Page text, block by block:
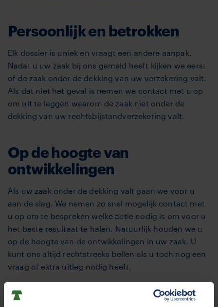
Persoonlijk en betrokken
Elk dossier is uniek en vraagt een andere aanpak.
Nadat u uw zaak bij ons gemeld heeft kijken we eerst
of de zaak onder de dekking van uw verzekering valt.
Als dat niet het geval is nemen we contact met u op
om uit te leggen waarom de zaak niet onder de
dekking van uw rechtsbijstandverzekering valt.
Op de hoogte van
ontwikkelingen
Als uw zaak onder de dekking valt gaan we voor u
aan de slag. We nemen zo snel mogelijk contact met
u op om te bespreken welke actie nodig is om voor u
het beste resultaat te halen. Natuurlijk houden we u
op de hoogte van de ontwikkelingen in uw zaak. U
kunt ons altijd rechtstreeks bellen als u toch nog een
vraag of extra uitleg nodig heeft.
Als uw zaak is afgerond en het dossier kan worden
gesloten, dan krijgt u daarvan bericht van ons.